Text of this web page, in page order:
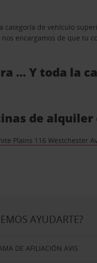
categoría de vehículo
encargamos de que tu
… Y toda la
de
Plains 116 Westchester
AYUDARTE?
DE AFILIACIÓN AVIS